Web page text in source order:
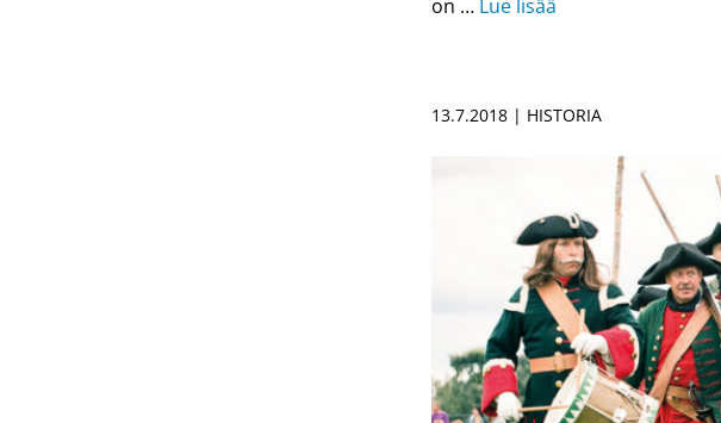
on … Lue lisää
13.7.2018 | HISTORIA